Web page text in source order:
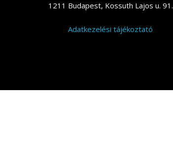
1211 Budapest, Kossuth Lajos u. 91.
Adatkezelési tájékoztató